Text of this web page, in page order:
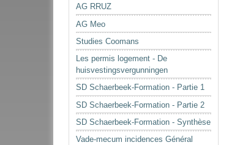
AG RRUZ
AG Meo
Studies Coomans
Les permis logement - De
huisvestingsvergunningen
SD Schaerbeek-Formation - Partie 1
SD Schaerbeek-Formation - Partie 2
SD Schaerbeek-Formation - Synthèse
Vade-mecum incidences Général